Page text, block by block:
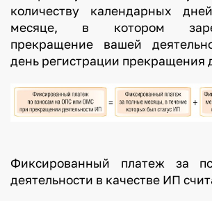
количеству календарных
месяце, в котором
прекращение вашей
день регистрации прекращения
Фиксированный платеж за
деятельности в качестве ИП